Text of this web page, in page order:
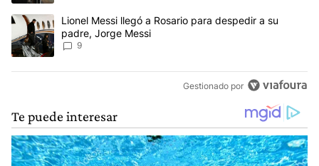
Un artículo de tendencia con el título "Lionel Messi llegó a
Lionel Messi llegó a Rosario para despedir a su
padre, Jorge Messi
9
Gestionado por